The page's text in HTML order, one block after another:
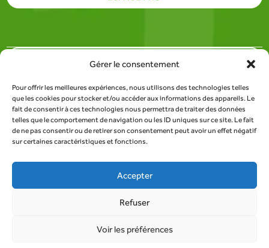
Gérer le consentement
Pour offrir les meilleures expériences, nous utilisons des technologies telles
que les cookies pour stocker et/ou accéder aux informations des appareils. Le
fait de consentir à ces technologies nous permettra de traiter des données
telles que le comportement de navigation ou les ID uniques sur ce site. Le fait
de ne pas consentir ou de retirer son consentement peut avoir un effet négatif
sur certaines caractéristiques et fonctions.
Accepter
Refuser
Voir les préférences
PARTENAIRES
SITE DU SDEE DE LA LOZÈRE
RESSOURCES
TROUVER UN POINT DE COLLECTE
Tous droits réservés au SDEE de la Lozère |
Politique de confidentialité